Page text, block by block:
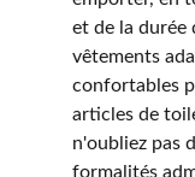
et de la durée
vêtements
confortables
articles de
n'oubliez pas
formalités